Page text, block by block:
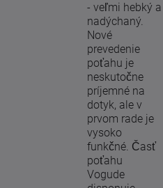
- veľmi hebký a
nadýchaný.
Nové
prevedenie
poťahu je
neskutočne
príjemné na
dotyk, ale v
prvom rade je
vysoko
funkčné. Časť
poťahu
Vogude